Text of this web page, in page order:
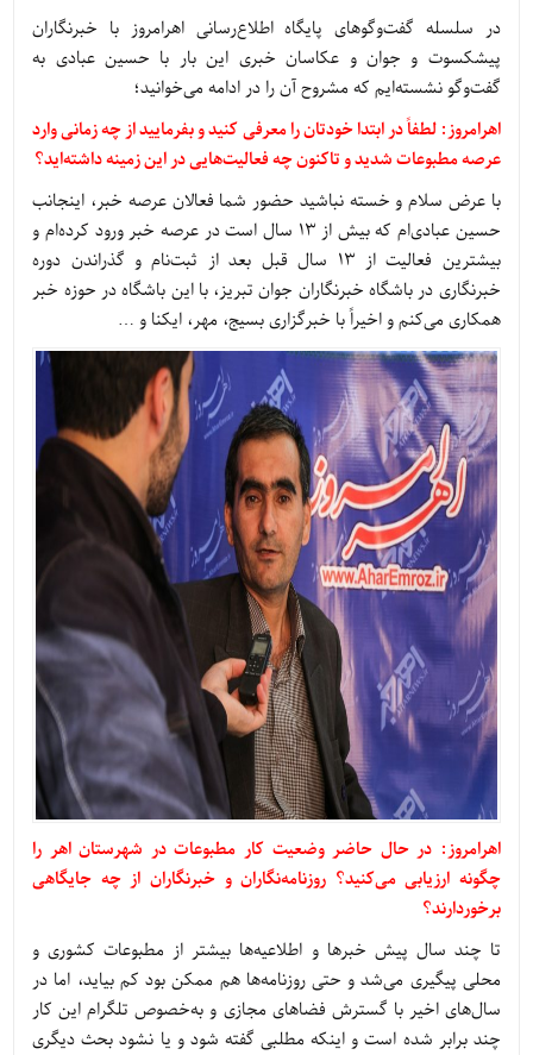
در سلسله گفت‌وگوهای پایگاه اطلاع‌رسانی اهرامروز با خبرنگاران
پیشکسوت و جوان و عکاسان خبری این بار با حسین عبادی به
گفت‌وگو نشسته‌ایم که مشروح آن را در ادامه می‌خوانید؛
اهرامروز: لطفاً در ابتدا خودتان را معرفی کنید و بفرمایید از چه زمانی وارد
عرصه مطبوعات شدید و تاکنون چه فعالیت‌هایی در این زمینه داشته‌اید؟
با عرض سلام و خسته نباشید حضور شما فعالان عرصه خبر، اینجانب
حسین عبادی‌ام که بیش از 13 سال است در عرصه خبر ورود کرده‌ام و
بیشترین فعالیت از 13 سال قبل بعد از ثبت‌نام و گذراندن دوره
خبرنگاری در باشگاه خبرنگاران جوان تبریز، با این باشگاه در حوزه خبر
همکاری می‌کنم و اخیراً با خبرگزاری بسیج، مهر، ایکنا و …
اهرامروز: در حال حاضر وضعیت کار مطبوعات در شهرستان اهر را
چگونه ارزیابی می‌کنید؟ روزنامه‌نگاران و خبرنگاران از چه جایگاهی
برخوردارند؟
تا چند سال پیش خبرها و اطلاعیه‌ها بیشتر از مطبوعات کشوری و
محلی پیگیری می‌شد و حتی روزنامه‌ها هم ممکن بود کم بیاید، اما در
سال‌های اخیر با گسترش فضاهای مجازی و به‌خصوص تلگرام این کار
چند برابر شده است و اینکه مطلبی گفته شود و یا نشود بحث دیگری